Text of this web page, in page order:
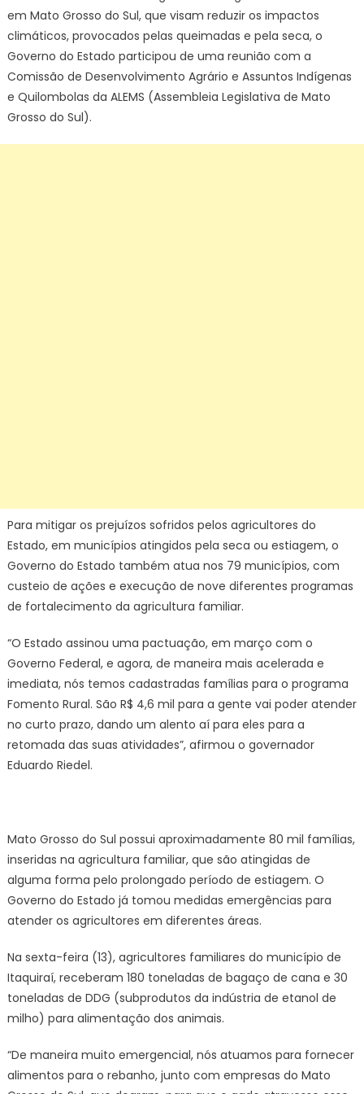
em Mato Grosso do Sul, que visam reduzir os impactos
climáticos, provocados pelas queimadas e pela seca, o
Governo do Estado participou de uma reunião com a
Comissão de Desenvolvimento Agrário e Assuntos Indígenas
e Quilombolas da ALEMS (Assembleia Legislativa de Mato
Grosso do Sul).
Para mitigar os prejuízos sofridos pelos agricultores do
Estado, em municípios atingidos pela seca ou estiagem, o
Governo do Estado também atua nos 79 municípios, com
custeio de ações e execução de nove diferentes programas
de fortalecimento da agricultura familiar.
“O Estado assinou uma pactuação, em março com o
Governo Federal, e agora, de maneira mais acelerada e
imediata, nós temos cadastradas famílias para o programa
Fomento Rural. São R$ 4,6 mil para a gente vai poder atender
no curto prazo, dando um alento aí para eles para a
retomada das suas atividades”, afirmou o governador
Eduardo Riedel.
Mato Grosso do Sul possui aproximadamente 80 mil famílias,
inseridas na agricultura familiar, que são atingidas de
alguma forma pelo prolongado período de estiagem. O
Governo do Estado já tomou medidas emergências para
atender os agricultores em diferentes áreas.
Na sexta-feira (13), agricultores familiares do município de
Itaquiraí, receberam 180 toneladas de bagaço de cana e 30
toneladas de DDG (subprodutos da indústria de etanol de
milho) para alimentação dos animais.
“De maneira muito emergencial, nós atuamos para fornecer
alimentos para o rebanho, junto com empresas do Mato